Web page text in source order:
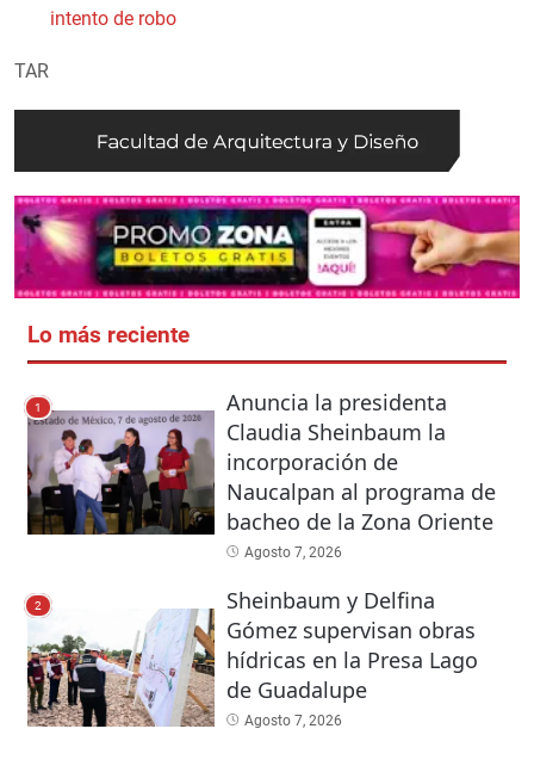
intento de robo
TAR
Lo más reciente
1
Anuncia la presidenta
Claudia Sheinbaum la
incorporación de
Naucalpan al programa de
bacheo de la Zona Oriente
Agosto 7, 2026
2
Sheinbaum y Delfina
Gómez supervisan obras
hídricas en la Presa Lago
de Guadalupe
Agosto 7, 2026